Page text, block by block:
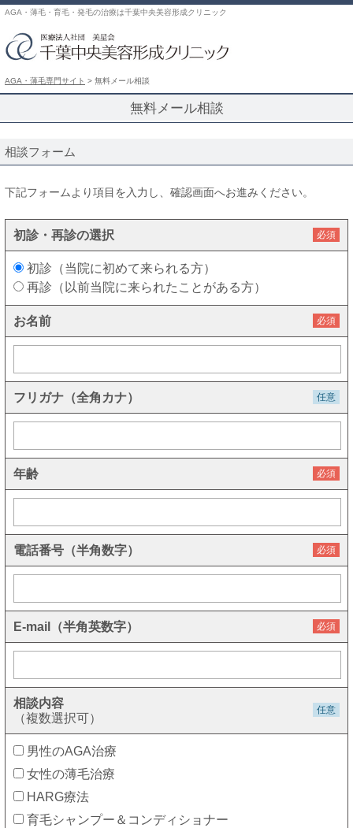
AGA・薄毛・育毛・発毛の治療は千葉中央美容形成クリニック
AGA・薄毛専門サイト > 無料メール相談
無料メール相談
相談フォーム
下記フォームより項目を入力し、確認画面へお進みください。
初診・再診の選択 必須
初診（当院に初めて来られる方）
再診（以前当院に来られたことがある方）
お名前 必須
フリガナ（全角カナ） 任意
年齢 必須
電話番号（半角数字） 必須
E-mail（半角英数字） 必須
相談内容
（複数選択可）
任意
男性のAGA治療
女性の薄毛治療
HARG療法
育毛シャンプー＆コンディショナー